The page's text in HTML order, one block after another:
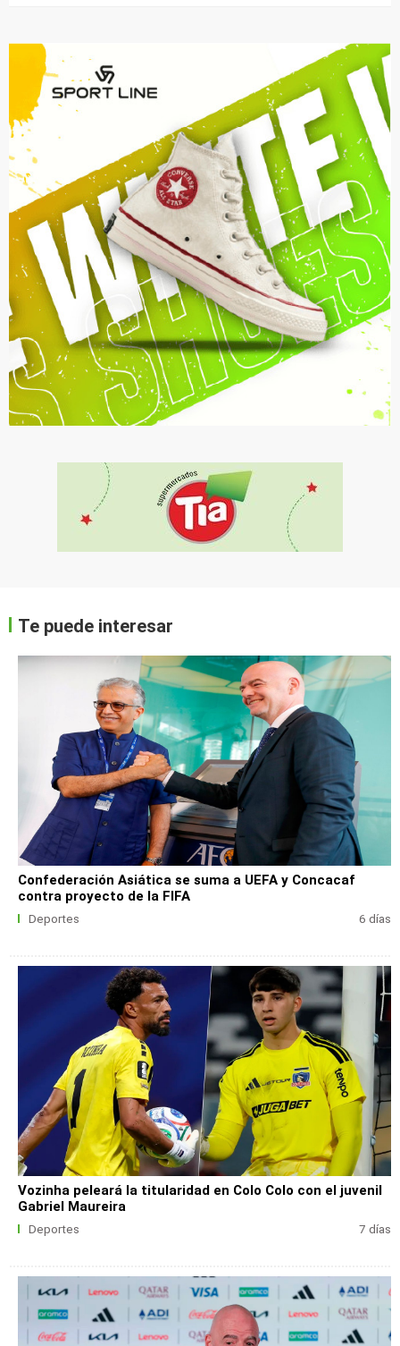
Te puede interesar
Confederación Asiática se suma a UEFA y Concacaf
contra proyecto de la FIFA
Deportes 6 días
Vozinha peleará la titularidad en Colo Colo con el juvenil
Gabriel Maureira
Deportes 7 días